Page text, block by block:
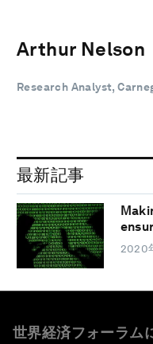
Arthur Nelson
Research Analyst,
最新記事
2020
世界経済フォーラム